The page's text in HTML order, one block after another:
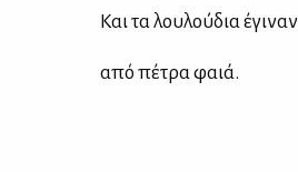
Και τα λου­λού­δια έγι­ναν
από πέ­τρα φαιά.